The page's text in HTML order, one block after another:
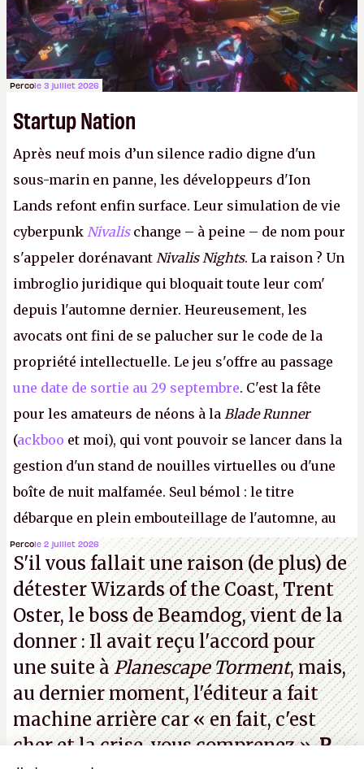
Percole 3 juillet 2026
Startup Nation
Après neuf mois d’un silence radio digne d'un
sous-marin en panne, les développeurs d'Ion
Lands refont enfin surface. Leur simulation de vie
cyberpunk Nivalis change – à peine – de nom pour
s'appeler dorénavant Nivalis Nights. La raison ? Un
imbroglio juridique qui bloquait toute leur com'
depuis l'automne dernier. Heureusement, les
avocats ont fini de se palucher sur le code de la
propriété intellectuelle. Le jeu s'offre au passage
une date de sortie au 29 septembre. C'est la fête
pour les amateurs de néons à la Blade Runner
(ackboo et moi), qui vont pouvoir se lancer dans la
gestion d'un stand de nouilles virtuelles ou d'une
boîte de nuit malfamée. Seul bémol : le titre
débarque en plein embouteillage de l'automne, au
milieu d'une douzaine de blockbusters. Préparez-
vous à poser des RTT ou à simuler une dysenterie
foudroyante pour avoir le temps d'écluser tout ça.
P.
Percole 2 juillet 2026
S'il vous fallait une raison (de plus) de
détester Wizards of the Coast, Trent
Oster, le boss de Beamdog, vient de la
donner : Il avait reçu l'accord pour
une suite àPlanescape Torment, mais,
au dernier moment, l'éditeur afait
machine arrièrecar « en fait, c'est
cher et la crise, vous comprenez ».P.